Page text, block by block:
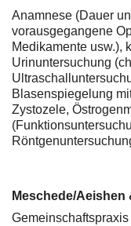
Anamnese (Dauer
vorausgegangene
Medikamente usw.),
Urinuntersuchung
Blasenspiegelung
Zystozele,
Meschede/Aeishen